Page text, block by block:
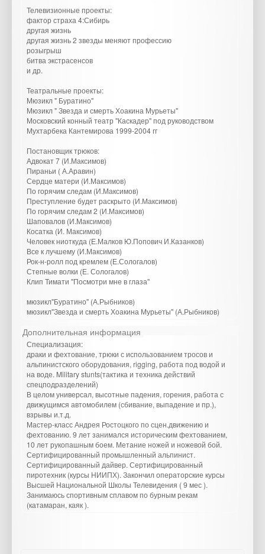
Телевизионные проекты:
фактор страха 4:Сибирь
другая жизнь
другая жизнь 2 звезды меняют профессию
розыгрыш
битва экстрасенсов
и др.
Театральные проекты:
Мюзикл " Буратино"
Мюзикл " Звезда и смерть Хоакина Мурьеты"
Московский конный театр "Каскадер" под руководством
Мухтарбека Кантемирова 1999-2004 гг
Постановщик трюков:
Адвокат 7 (И.Максимов)
Пираньи ( А.Аравин)
Сердце матери (И.Максимов)
По горячим следам (И.Максимов)
Преступление будет раскрыто (И.Максимов)
По горячим следам 2 (И.Максимов)
Шаповалов (И.Максимов)
Косатка (И. Максимов)
Человек ниоткуда (Е.Малков Ю.Попович И.Казанков)
Все к лучшему (И.Максимов)
Рок-н-ролл под кремлем (Е.Сологалов)
Степные волки (Е. Сологалов)
Клип Тимати "Посмотри мне в глаза"
мюзикл"Буратино" (А.Рыбников)
мюзикл"Звезда и смерть Хоакина Мурьеты" (А.Рыбников)
Дополнительная информация
Специализация:
драки и фехтование, трюки с использованием тросов и
альпинистского оборудования, rigging, работа под водой и
на воде. Military stunts(тактика и техника действий
спецподразделений)
В целом универсал, высотные падения, горения, работа с
движущимся автомобилем (сбивание, выпадение и пр.),
взрывы и.т.д.
Мастер-класс Андрея Ростоцкого по сцен.движению и
фехтованию. 9 лет занимался историческим фехтованием,
10 лет рукопашным боем. Метание ножей и ножевой бой.
Сертифицированный промышленный альпинист.
Сертифицированный дайвер. Сертифицированный
пиротехник (курсы НИИПХ). Закончил операторские курсы
Высшей Национальной Школы Телевидения ( 9 мес ).
Занимаюсь спортивным сплавом по бурным рекам
(катамаран, каяк ).